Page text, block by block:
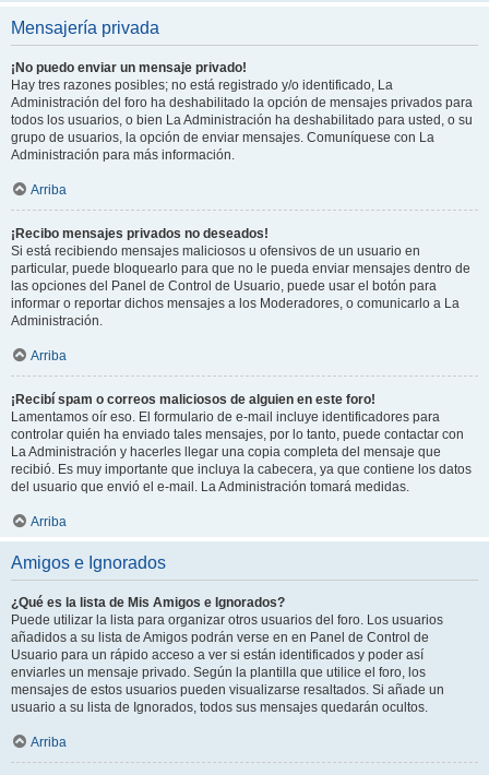
Mensajería privada
¡No puedo enviar un mensaje privado!
Hay tres razones posibles; no está registrado y/o identificado, La
Administración del foro ha deshabilitado la opción de mensajes privados para
todos los usuarios, o bien La Administración ha deshabilitado para usted, o su
grupo de usuarios, la opción de enviar mensajes. Comuníquese con La
Administración para más información.
Arriba
¡Recibo mensajes privados no deseados!
Si está recibiendo mensajes maliciosos u ofensivos de un usuario en
particular, puede bloquearlo para que no le pueda enviar mensajes dentro de
las opciones del Panel de Control de Usuario, puede usar el botón para
informar o reportar dichos mensajes a los Moderadores, o comunicarlo a La
Administración.
Arriba
¡Recibí spam o correos maliciosos de alguien en este foro!
Lamentamos oír eso. El formulario de e-mail incluye identificadores para
controlar quién ha enviado tales mensajes, por lo tanto, puede contactar con
La Administración y hacerles llegar una copia completa del mensaje que
recibió. Es muy importante que incluya la cabecera, ya que contiene los datos
del usuario que envió el e-mail. La Administración tomará medidas.
Arriba
Amigos e Ignorados
¿Qué es la lista de Mis Amigos e Ignorados?
Puede utilizar la lista para organizar otros usuarios del foro. Los usuarios
añadidos a su lista de Amigos podrán verse en en Panel de Control de
Usuario para un rápido acceso a ver si están identificados y poder así
enviarles un mensaje privado. Según la plantilla que utilice el foro, los
mensajes de estos usuarios pueden visualizarse resaltados. Si añade un
usuario a su lista de Ignorados, todos sus mensajes quedarán ocultos.
Arriba